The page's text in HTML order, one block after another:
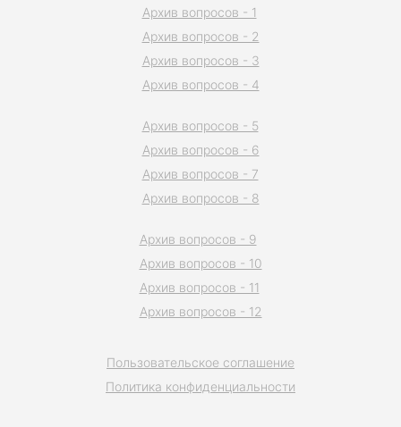
Пользовательское соглашение
Политика конфиденциальности
Архив вопросов - 1
Архив вопросов - 2
Архив вопросов - 3
Архив вопросов - 4
Архив вопросов - 5
Архив вопросов - 6
Архив вопросов - 7
Архив вопросов - 8
Архив вопросов - 9
Архив вопросов - 10
Архив вопросов - 11
Архив вопросов - 12